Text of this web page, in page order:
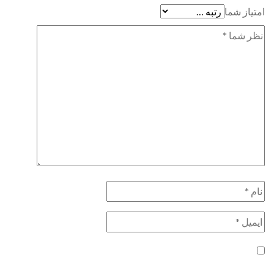
امتیاز شما